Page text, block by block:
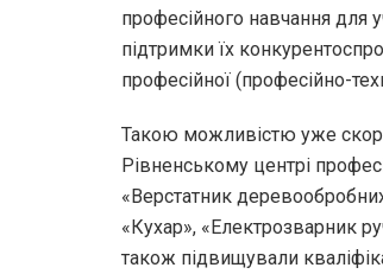
професійного навчання для
підтримки їх
професійної (професійно-
Такою можливістю уже
Рівненському центрі
«Верстатник
«Кухар», «Електрозварник
також підвищували